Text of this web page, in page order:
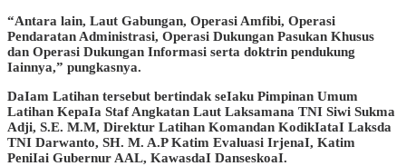
“Antara lain, Laut Gabungan, Operasi Amfibi, Operasi
Pendaratan Administrasi, Operasi Dukungan Pasukan Khusus
dan Operasi Dukungan Informasi serta doktrin pendukung
Iainnya,” pungkasnya.
DaIam Latihan tersebut bertindak seIaku Pimpinan Umum
Latihan KepaIa Staf Angkatan Laut Laksamana TNI Siwi Sukma
Adji, S.E. M.M, Direktur Latihan Komandan KodikIataI Laksda
TNI Darwanto, SH. M. A.P Katim Evaluasi IrjenaI, Katim
PeniIai Gubernur AAL, KawasdaI DanseskoaI.